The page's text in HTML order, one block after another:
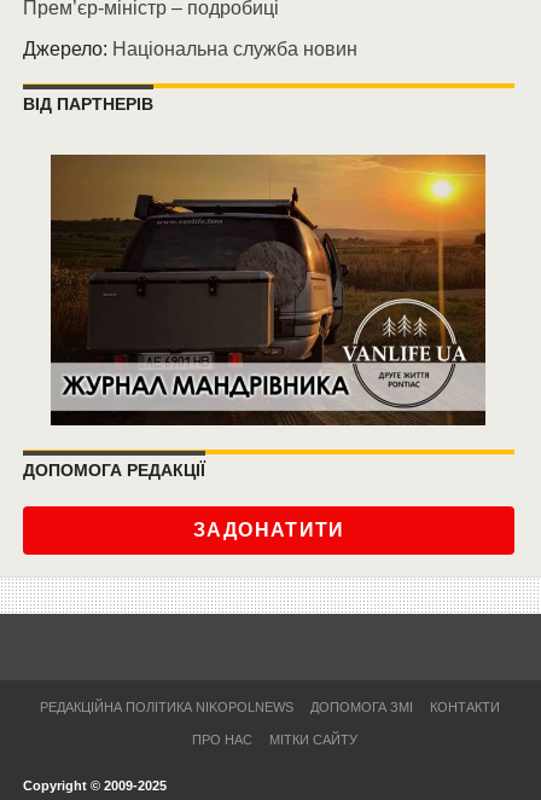
Прем’єр-міністр – подробиці
Джерело: Національна служба новин
ВІД ПАРТНЕРІВ
ДОПОМОГА РЕДАКЦІЇ
ЗАДОНАТИТИ
РЕДАКЦІЙНА ПОЛІТИКА NIKOPOLNEWS ДОПОМОГА ЗМІ КОНТАКТИ
ПРО НАС МІТКИ САЙТУ
Copyright © 2009-2025